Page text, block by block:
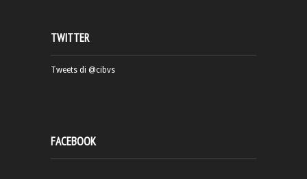
TWITTER
Tweets di @cibvs
FACEBOOK